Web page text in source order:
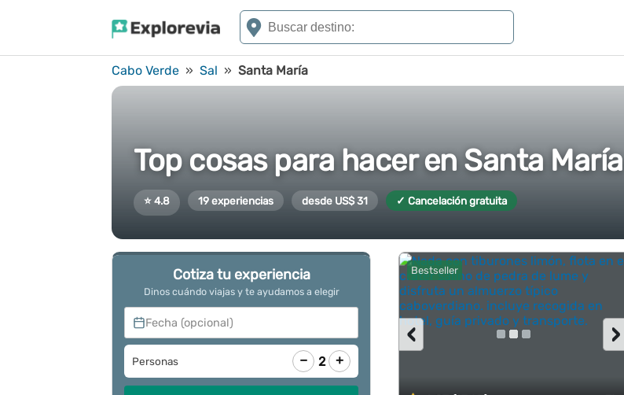
Cabo Verde » Sal » Santa María
Top cosas para hacer en Santa María
⭐ 4.8 19 experiencias desde US$ 31 ✓ Cancelación gratuita
Bestseller
›
‹
Cotiza tu experiencia
Dinos cuándo viajas y te ayudamos a elegir
Fecha (opcional)
Personas − 2 +